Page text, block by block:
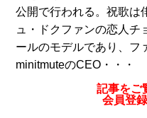
公開で行われる。祝歌は
ュ・ドクファンの恋人チ
ールのモデルであり、フ
minitmuteのCEO・・・
記事をご
会員登